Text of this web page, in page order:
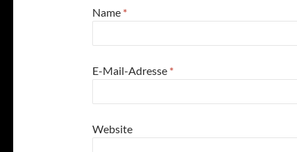
Name *
E-Mail-Adresse *
Website